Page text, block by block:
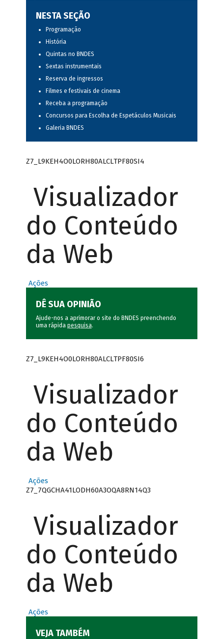
NESTA SEÇÃO
Programação
História
Quintas no BNDES
Sextas instrumentais
Reserva de ingressos
Filmes e festivais de cinema
Receba a programação
Concursos para Escolha de Espetáculos Musicais
Galeria BNDES
Z7_L9KEH4O0LORH80ALCLTPF80SI4
Visualizador
do Conteúdo
da Web
Ações
DÊ SUA OPINIÃO
Ajude-nos a aprimorar o site do BNDES preenchendo
uma rápida pesquisa.
Z7_L9KEH4O0LORH80ALCLTPF80SI6
Visualizador
do Conteúdo
da Web
Ações
Z7_7QGCHA41LODH60A3OQA8RN14Q3
Visualizador
do Conteúdo
da Web
Ações
VEJA TAMBÉM